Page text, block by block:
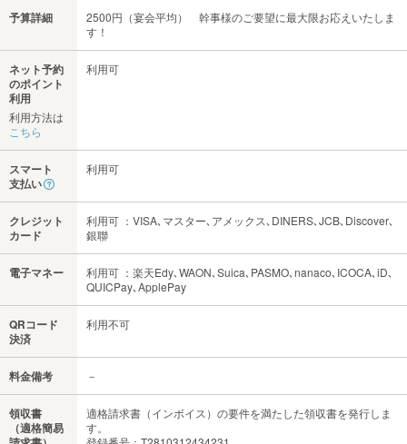
予算詳細
2500円（宴会平均） 幹事様のご要望に最大限お応えいたしま
す！
ネット予約
のポイント
利用
利用方法は
こちら
利用可
スマート
支払い
利用可
クレジット
カード
利用可 ：VISA､マスター､アメックス､DINERS､JCB､Discover､
銀聯
電子マネー
利用可 ：楽天Edy､WAON､Suica､PASMO､nanaco､ICOCA､iD､
QUICPay､ApplePay
QRコード
決済
利用不可
料金備考 －
領収書
（適格簡易
適格請求書（インボイス）の要件を満たした領収書を発行しま
す。